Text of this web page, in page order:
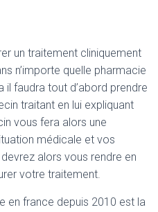
un traitement cliniquement
n’importe quelle pharmacie
il faudra tout d’abord prendre
traitant en lui expliquant
vous fera alors une
médicale et vos
alors vous rendre en
votre traitement.
en france depuis 2010 est la